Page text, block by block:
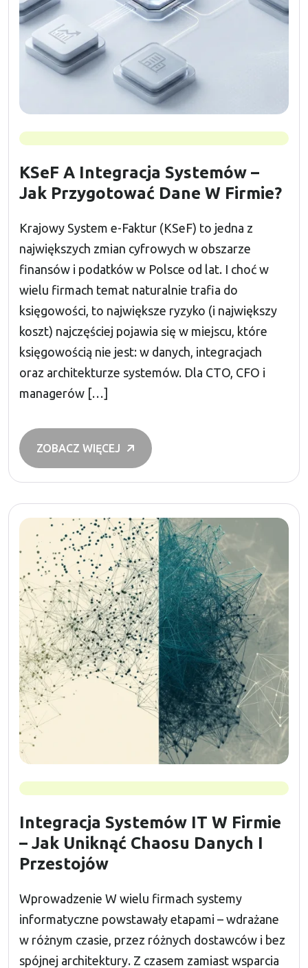
KSeF A Integracja Systemów –
Jak Przygotować Dane W Firmie?
Krajowy System e-Faktur (KSeF) to jedna z
największych zmian cyfrowych w obszarze
finansów i podatków w Polsce od lat. I choć w
wielu firmach temat naturalnie trafia do
księgowości, to największe ryzyko (i największy
koszt) najczęściej pojawia się w miejscu, które
księgowością nie jest: w danych, integracjach
oraz architekturze systemów. Dla CTO, CFO i
managerów […]
ZOBACZ WIĘCEJ
Integracja Systemów IT W Firmie
– Jak Uniknąć Chaosu Danych I
Przestojów
Wprowadzenie W wielu firmach systemy
informatyczne powstawały etapami – wdrażane
w różnym czasie, przez różnych dostawców i bez
spójnej architektury. Z czasem zamiast wsparcia